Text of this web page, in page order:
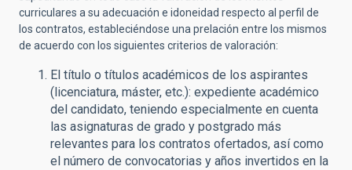
curriculares a su adecuación e idoneidad respecto al perfil de
los contratos, estableciéndose una prelación entre los mismos
de acuerdo con los siguientes criterios de valoración:
El título o títulos académicos de los aspirantes
(licenciatura, máster, etc.): expediente académico
del candidato, teniendo especialmente en cuenta
las asignaturas de grado y postgrado más
relevantes para los contratos ofertados, así como
el número de convocatorias y años invertidos en la